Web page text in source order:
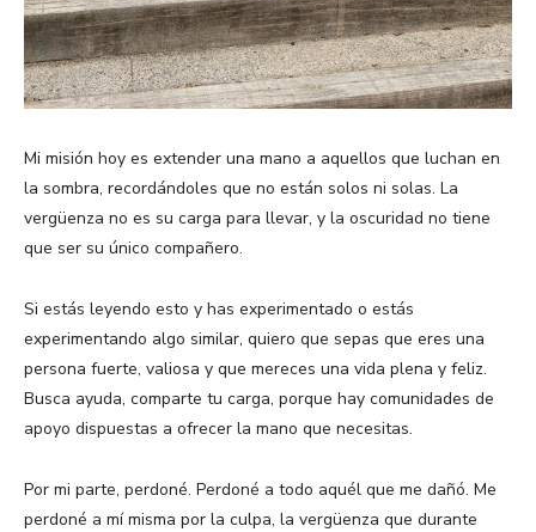
Mi misión hoy es extender una mano a aquellos que luchan en
la sombra, recordándoles que no están solos ni solas. La
vergüenza no es su carga para llevar, y la oscuridad no tiene
que ser su único compañero.
Si estás leyendo esto y has experimentado o estás
experimentando algo similar, quiero que sepas que eres una
persona fuerte, valiosa y que mereces una vida plena y feliz.
Busca ayuda, comparte tu carga, porque hay comunidades de
apoyo dispuestas a ofrecer la mano que necesitas.
Por mi parte, perdoné. Perdoné a todo aquél que me dañó. Me
perdoné a mí misma por la culpa, la vergüenza que durante